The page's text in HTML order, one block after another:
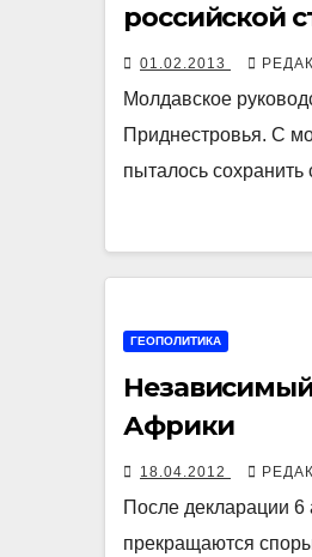
российской
01.02.2013
Молдавское
Приднестровья. С
пыталось
ГЕОПОЛИТИКА
Африки
18.04.2012
После декларации 6
прекращаются споры